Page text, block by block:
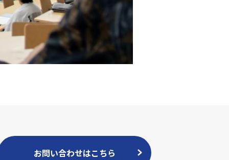
お問い合わせはこちら